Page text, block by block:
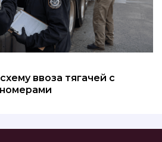
ввоза тягачей с